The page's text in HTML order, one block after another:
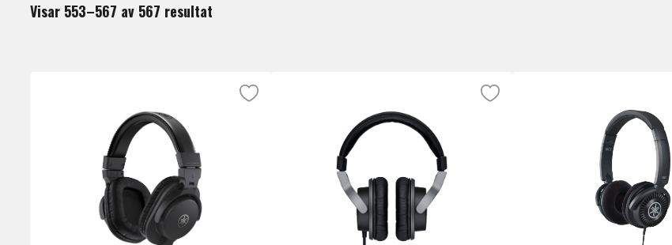
Visar 553–567 av 567 resultat